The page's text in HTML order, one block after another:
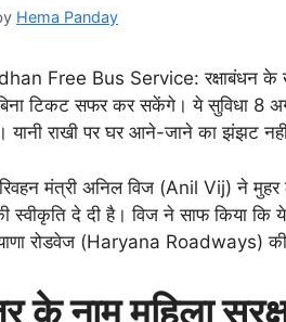
Hema Panday
Free Bus Service: रक्षाबंधन के
टिकट सफर कर सकेंगे। ये सुविधा 8
यानी राखी पर घर आने-जाने का झंझट
मंत्री अनिल विज (Anil Vij) ने
दे दी है। विज ने साफ किया कि
रोडवेज (Haryana Roadways) की